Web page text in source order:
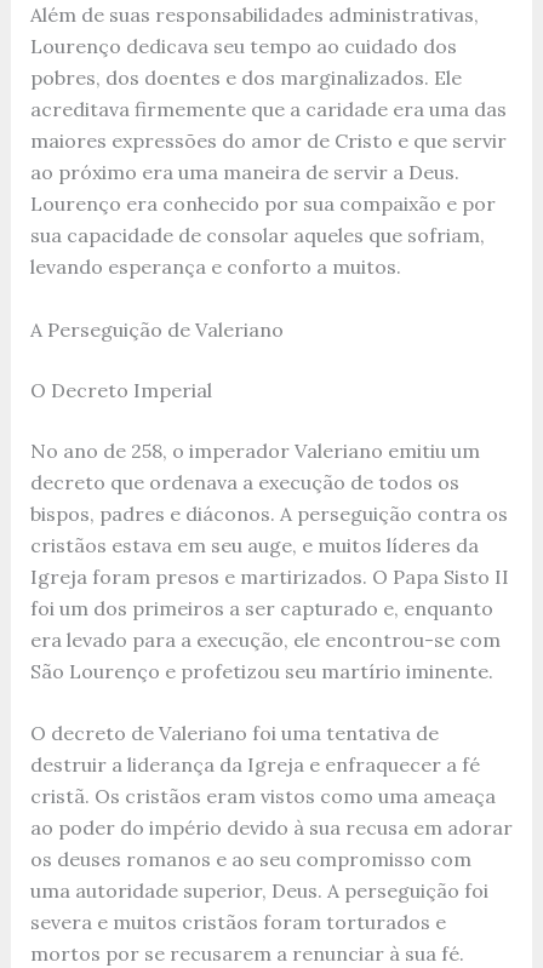
Além de suas responsabilidades administrativas,
Lourenço dedicava seu tempo ao cuidado dos
pobres, dos doentes e dos marginalizados. Ele
acreditava firmemente que a caridade era uma das
maiores expressões do amor de Cristo e que servir
ao próximo era uma maneira de servir a Deus.
Lourenço era conhecido por sua compaixão e por
sua capacidade de consolar aqueles que sofriam,
levando esperança e conforto a muitos.
A Perseguição de Valeriano
O Decreto Imperial
No ano de 258, o imperador Valeriano emitiu um
decreto que ordenava a execução de todos os
bispos, padres e diáconos. A perseguição contra os
cristãos estava em seu auge, e muitos líderes da
Igreja foram presos e martirizados. O Papa Sisto II
foi um dos primeiros a ser capturado e, enquanto
era levado para a execução, ele encontrou-se com
São Lourenço e profetizou seu martírio iminente.
O decreto de Valeriano foi uma tentativa de
destruir a liderança da Igreja e enfraquecer a fé
cristã. Os cristãos eram vistos como uma ameaça
ao poder do império devido à sua recusa em adorar
os deuses romanos e ao seu compromisso com
uma autoridade superior, Deus. A perseguição foi
severa e muitos cristãos foram torturados e
mortos por se recusarem a renunciar à sua fé.